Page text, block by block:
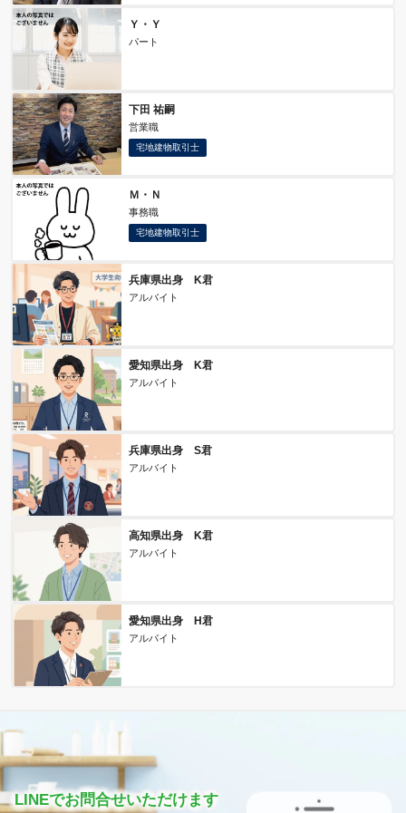
Ｙ・Ｙ
パート
下田 祐嗣
営業職
宅地建物取引士
Ｍ・Ｎ
事務職
宅地建物取引士
兵庫県出身 K君
アルバイト
愛知県出身 K君
アルバイト
兵庫県出身 S君
アルバイト
高知県出身 K君
アルバイト
愛知県出身 H君
アルバイト
LINEでお問合せいただけます